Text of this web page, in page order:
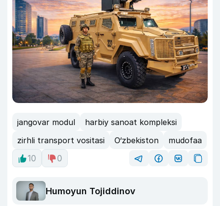
jangovar modul
harbiy sanoat kompleksi
zirhli transport vositasi
O‘zbekiston
mudofaa
10
0
Humoyun Tojiddinov